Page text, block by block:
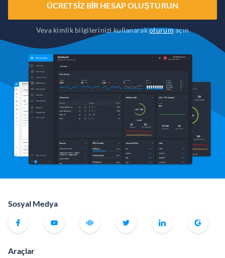
ÜCRETSIZ BIR HESAP OLUŞTURUN
Veya kimlik bilgilerinizi kullanarakoturumaçın
Sosyal Medya
Araçlar